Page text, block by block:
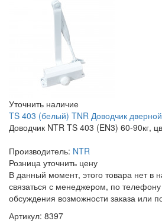
Уточнить наличие
TS 403 (белый) TNR Доводчик
Доводчик NTR TS 403 (EN3) 60-90кг,
Производитель: NTR
Розница уточнить цену
В данный момент, этого товара нет в
связаться с менеджером, по телефону
обсуждения возможности заказа или
Артикул: 8397